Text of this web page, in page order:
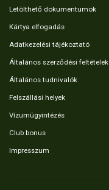
Letölthető dokumentumok
Kártya elfogadás
Adatkezelési tájékoztató
Általános szerződési feltételek
Általános tudnivalók
Felszállási helyek
Vízumügyintézés
Club bonus
Impresszum